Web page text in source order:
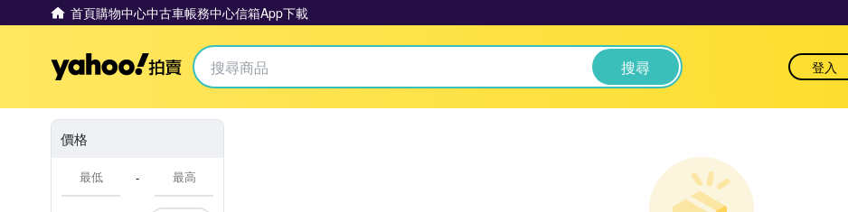
首頁購物中心中古車帳務中心信箱App下載
Yahoo拍賣 搜尋 登入
價格
-